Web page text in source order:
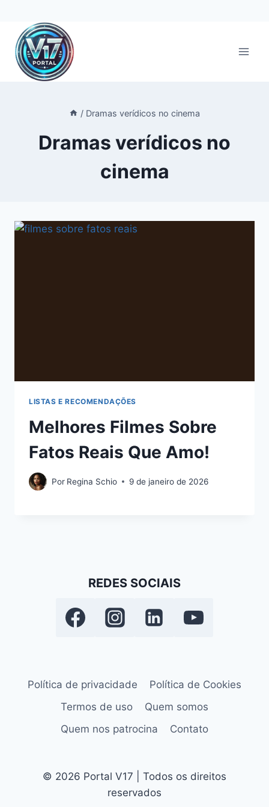
Pular
para
Conteúdo
/ Dramas verídicos no cinema
Dramas verídicos no
cinema
LISTAS E RECOMENDAÇÕES
Melhores Filmes Sobre
Fatos Reais Que Amo!
Por Regina Schio 9 de janeiro de 2026
REDES SOCIAIS
Política de privacidade
Política de Cookies
Termos de uso
Quem somos
Quem nos patrocina
Contato
© 2026 Portal V17 | Todos os direitos
reservados